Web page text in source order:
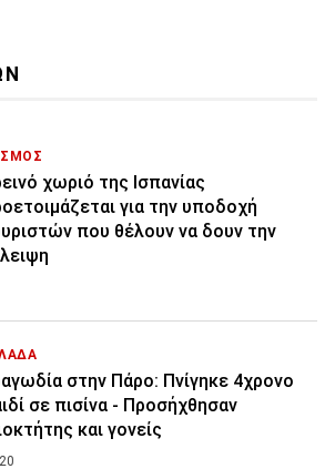
χωριό της Ισπανίας
για την υποδοχή
που θέλουν να δουν την
στην Πάρο: Πνίγηκε 4χρονο
σε πισίνα - Προσήχθησαν
και γονείς